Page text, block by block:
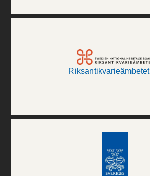
Riksantikvarieämbetet